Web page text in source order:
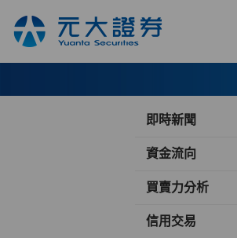
即時新聞
資金流向
買賣力分析
信用交易